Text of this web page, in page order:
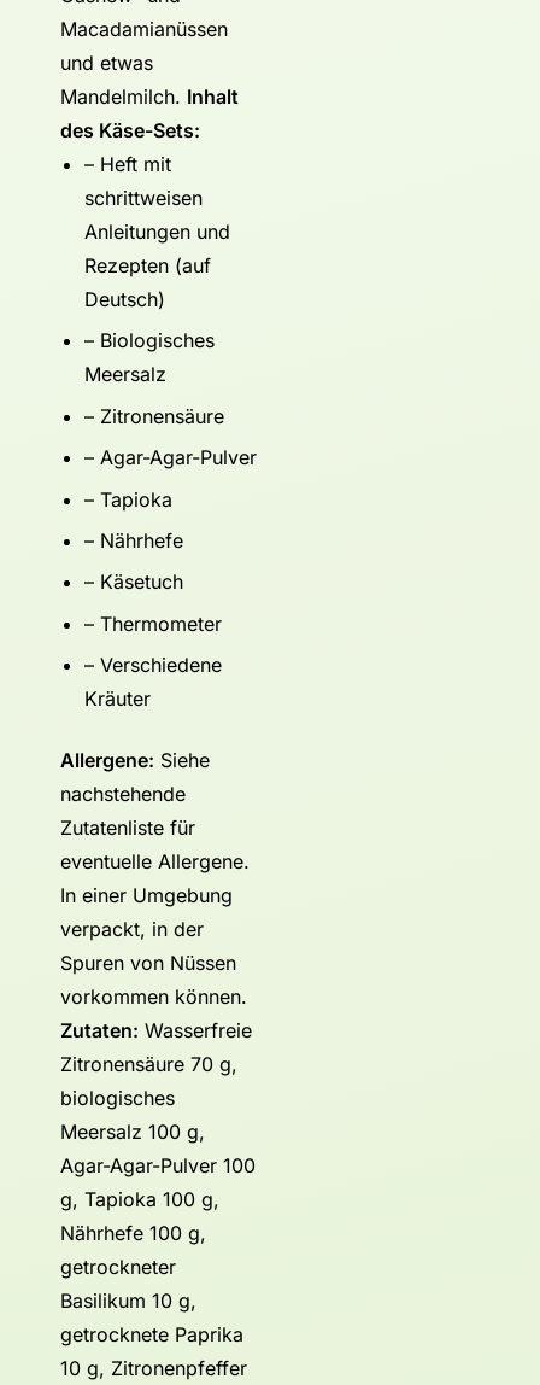
Macadamianüssen
und etwas
Mandelmilch. Inhalt
des Käse-Sets:
– Heft mit
schrittweisen
Anleitungen und
Rezepten (auf
Deutsch)
– Biologisches
Meersalz
– Zitronensäure
– Agar-Agar-Pulver
– Tapioka
– Nährhefe
– Käsetuch
– Thermometer
– Verschiedene
Kräuter
Allergene: Siehe
nachstehende
Zutatenliste für
eventuelle Allergene.
In einer Umgebung
verpackt, in der
Spuren von Nüssen
vorkommen können.
Zutaten: Wasserfreie
Zitronensäure 70 g,
biologisches
Meersalz 100 g,
Agar-Agar-Pulver 100
g, Tapioka 100 g,
Nährhefe 100 g,
getrockneter
Basilikum 10 g,
getrocknete Paprika
10 g, Zitronenpfeffer